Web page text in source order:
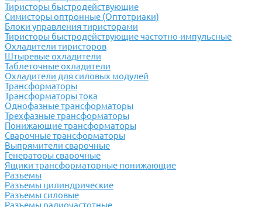
Тиристоры быстродействующие
Симисторы оптронные (Оптотриаки)
Блоки управления тиристорами
Тиристоры быстродействующие частотно-импульсные
Охладители тиристоров
Штыревые охладители
Таблеточные охладители
Охладители для силовых модулей
Трансформаторы
Трансформаторы тока
Однофазные трансформаторы
Трехфазные трансформаторы
Понижающие трансформаторы
Сварочные трансформаторы
Выпрямители сварочные
Генераторы сварочные
Ящики трансформаторные понижающие
Разъемы
Разъемы цилиндрические
Разъемы силовые
Разъемы радиочастотные